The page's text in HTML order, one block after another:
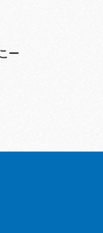
ー